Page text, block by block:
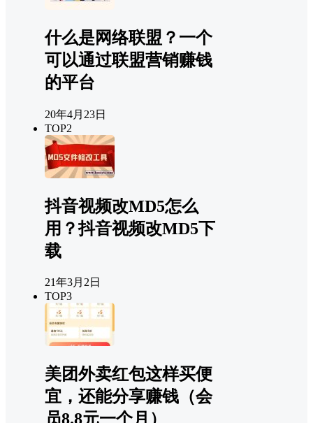
什么是网络联盟？一个
可以通过联盟营销赚钱
的平台
20年4月23日
TOP2
抖音视频改MD5怎么
用？抖音视频改MD5下
载
21年3月2日
TOP3
美团外卖红包这样买便
宜，还能分享赚钱（会
员8.8元一个月）